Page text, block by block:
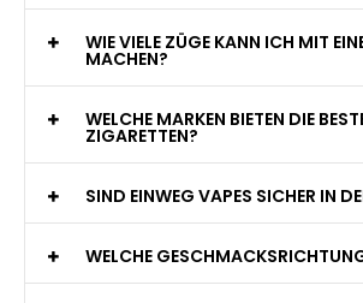
WIE VIELE ZÜGE KANN ICH MIT
MACHEN?
WELCHE MARKEN BIETEN DIE
ZIGARETTEN?
SIND EINWEG VAPES SICHER IN
WELCHE